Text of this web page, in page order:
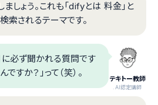
しょう。これも「difyとは 料金」と
索されるテーマです。
テキトー教師
.AI認定講師
必ず聞かれる質問です
すか？」って（笑）。